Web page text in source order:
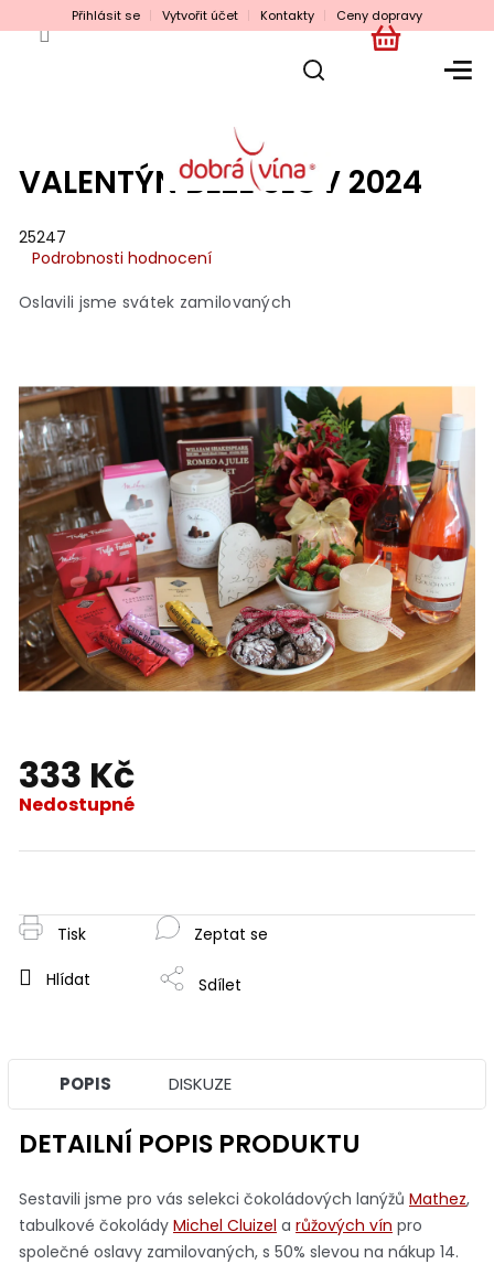
na
Přihlásit se Vytvořit účet Kontakty Ceny dopravy
NÁKUPNÍ
VALENTÝN BEZE SLOV 2024
25247
Průměrné
produktu
5
hvězdiček.
Podrobnosti hodnocení
Oslavili jsme svátek zamilovaných
333 Kč
Nedostupné
Tisk
Zeptat se
Hlídat Sdílet
POPIS DISKUZE
DETAILNÍ POPIS PRODUKTU
Sestavili jsme pro vás selekci čokoládových lanýžů Mathez,
tabulkové čokolády Michel Cluizel a růžových vín pro
společné oslavy zamilovaných, s 50% slevou na nákup 14.